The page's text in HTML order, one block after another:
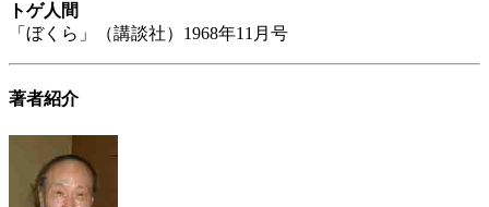
トゲ人間
「ぼくら」（講談社）1968年11月号
著者紹介